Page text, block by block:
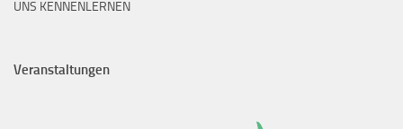
UNS KENNENLERNEN
Veranstaltungen